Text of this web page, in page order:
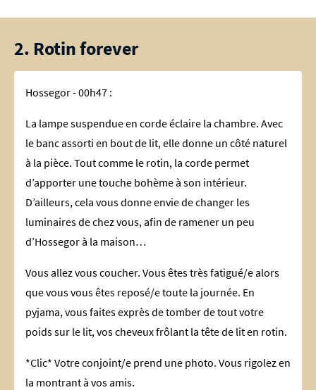
2. Rotin forever
Hossegor - 00h47 :
La lampe suspendue en corde éclaire la chambre. Avec
le banc assorti en bout de lit, elle donne un côté naturel
à la pièce. Tout comme le rotin, la corde permet
d’apporter une touche bohème à son intérieur.
D’ailleurs, cela vous donne envie de changer les
luminaires de chez vous, afin de ramener un peu
d’Hossegor à la maison…
Vous allez vous coucher. Vous êtes très fatigué/e alors
que vous vous êtes reposé/e toute la journée. En
pyjama, vous faites exprès de tomber de tout votre
poids sur le lit, vos cheveux frôlant la tête de lit en rotin.
*Clic* Votre conjoint/e prend une photo. Vous rigolez en
la montrant à vos amis.